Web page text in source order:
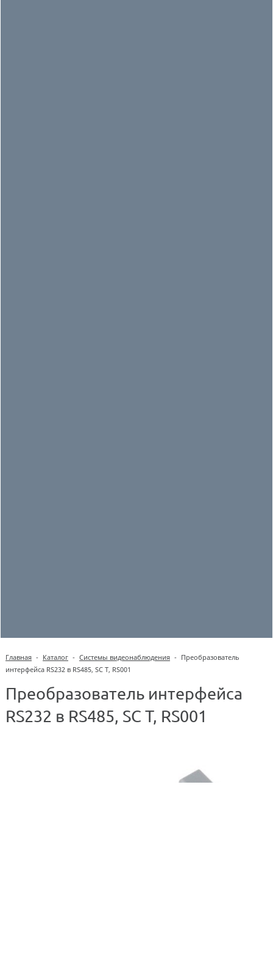
Главная - Каталог - Системы видеонаблюдения - Преобразователь
интерфейса RS232 в RS485, SC T, RS001
Преобразователь интерфейса
RS232 в RS485, SC T, RS001